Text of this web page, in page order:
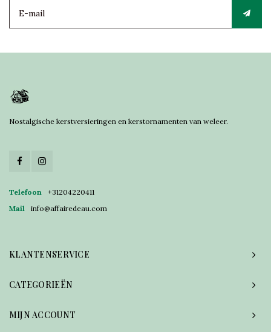
Nostalgische kerstversieringen en kerstornamenten van weleer.
Telefoon
+31204220411
Mail
info@affairedeau.com
KLANTENSERVICE
CATEGORIEËN
MIJN ACCOUNT